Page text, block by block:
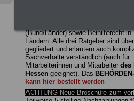
(Bund/Länder) sowie Beihilferecht in
Ländern. Alle drei Ratgeber sind
gegliedert und erläutern auch
Sachverhalte verständlich (auch für
Mitarbeiterinnen und Mitarbeiter des
Hessen geeignet). Das
kann hier bestellt werden
ACHTUNG Neue Broschüre zum